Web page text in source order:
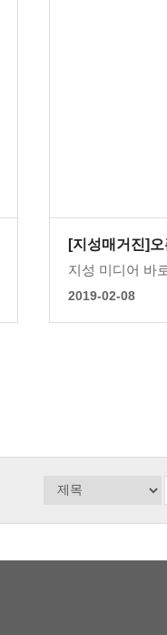
[지성매거진]
지성 미디어 바
2019-02-08